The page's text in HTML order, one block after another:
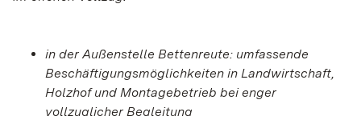
in der Außenstelle Bettenreute: umfassende
Beschäftigungsmöglichkeiten in Landwirtschaft,
Holzhof und Montagebetrieb bei enger
vollzuglicher Begleitung